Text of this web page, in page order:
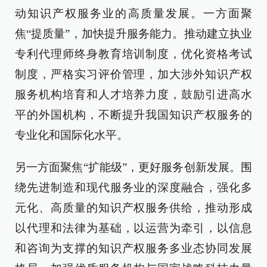
动知识产权服务业的高质量发展。一方面聚
焦“提质量”，加快提升服务能力。推动建立执业
专利代理师终身教育培训制度，优化资格考试
制度，严格实习评价管理，加大涉外知识产权
服务机构培育和人才培养力度，鼓励引进高水
平的外国机构，不断提升我国知识产权服务的
专业化和国际化水平。
另一方面聚焦“扩能级”，更好服务创新发展。围
绕先进制造和现代服务业的深度融合，强化多
元化、高质量的知识产权服务供给，推动形成
以代理和法律为基础，以运营为牵引，以信息
和咨询为支撑的知识产权服务多业态协同发展